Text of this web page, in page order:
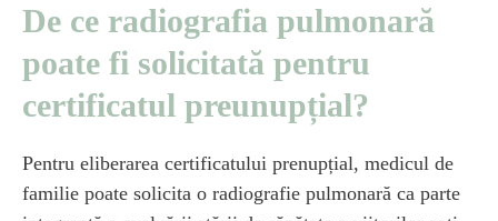
De ce radiografia pulmonară
poate fi solicitată pentru
certificatul preunupțial?
Pentru eliberarea certificatului prenupțial, medicul de
familie poate solicita o radiografie pulmonară ca parte